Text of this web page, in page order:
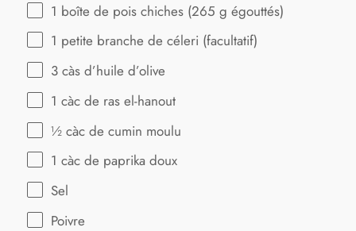
1 boîte de pois chiches (265 g égouttés)
1 petite branche de céleri (facultatif)
3 càs d’huile d’olive
1 càc de ras el-hanout
½ càc de cumin moulu
1 càc de paprika doux
Sel
Poivre